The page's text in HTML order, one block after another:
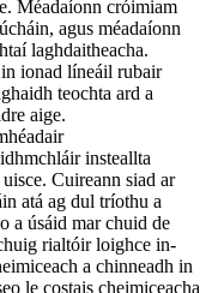
Méadaíonn cróimiam
agus méadaíonn
laghdaitheacha.
ionad líneáil rubair
teochta ard a
aige.
insteallta
Cuireann siad ar
atá ag dul tríothu a
a úsáid mar chuid de
rialtóir loighce in-
a chinneadh in
le costais cheimiceacha